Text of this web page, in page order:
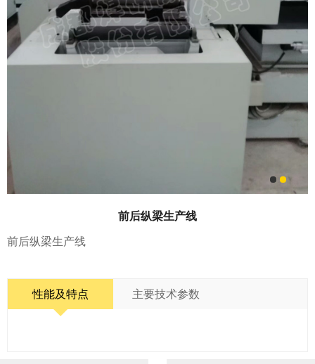
前后纵梁生产线
前后纵梁生产线
性能及特点 主要技术参数